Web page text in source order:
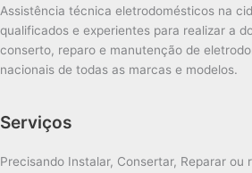
Assistência técnica eletrodomésticos na
qualificados e experientes para realizar a
conserto, reparo e manutenção de
nacionais de todas as marcas e modelos.
Serviços
Precisando Instalar, Consertar, Reparar ou